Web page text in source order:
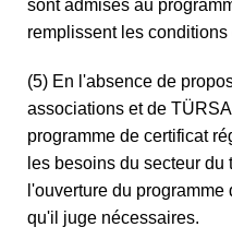
sont admises au
remplissent les conditions
(5) En l'absence de
associations et de
programme de certificat
les besoins du secteur
l'ouverture du
qu'il juge nécessaires.